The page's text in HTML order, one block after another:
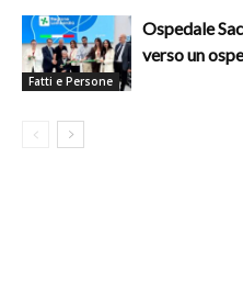
Fatti e Persone
Ospedale
verso un